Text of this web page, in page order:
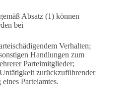
Absatz (1) können
bei
Verhalten;
Handlungen zum
Parteimitglieder;
zurückzuführender
Parteiamtes.